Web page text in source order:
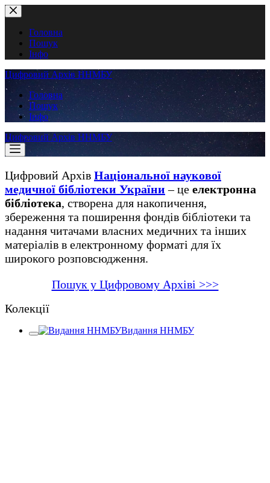
Перейти
до
вмістуГоловна
Пошук
Інфо
Цифровий Архів ННМБУ
Головна
Пошук
Інфо
Цифровий Архів ННМБУ
Цифровий Архів Національної наукової
медичної бібліотеки України – це електронна
бібліотека, створена для накопичення,
збереження та поширення фондів бібліотеки та
надання читачами власних медичних та інших
матеріалів в електронному форматі для їх
широкого розповсюдження.
Пошук у Цифровому Архіві >>>
Колекції
Видання ННМБУ